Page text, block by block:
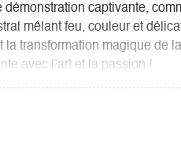
démonstration captivante,
mêlant feu, couleur et
la transformation magique de
avec l’art et la passion !